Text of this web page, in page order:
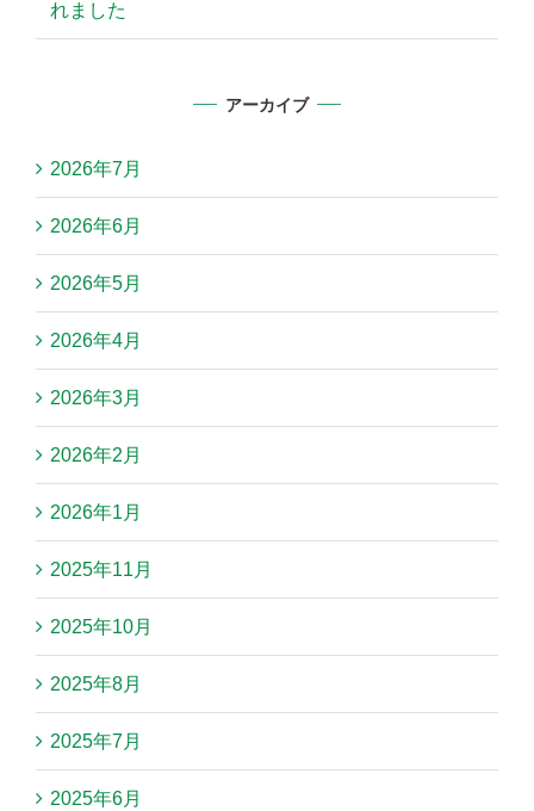
れました
アーカイブ
2026年7月
2026年6月
2026年5月
2026年4月
2026年3月
2026年2月
2026年1月
2025年11月
2025年10月
2025年8月
2025年7月
2025年6月